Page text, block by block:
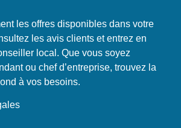
les offres disponibles dans votre
les avis clients et entrez en
local. Que vous soyez
ou chef d’entreprise, trouvez la
à vos besoins.